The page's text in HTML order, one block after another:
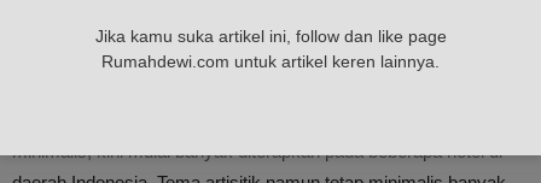
Source : mazonehotel
minimalis, kini mulai banyak diterapkan pada beberapa hotel di
Jika kamu suka artikel ini, follow dan like page
Rumahdewi.com untuk artikel keren lainnya.